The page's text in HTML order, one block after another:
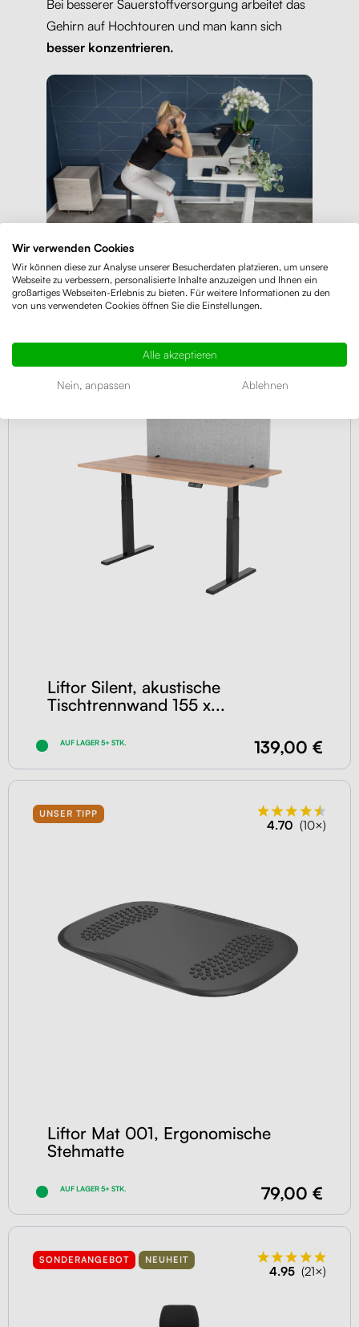
Bei besserer Sauerstoffversorgung arbeitet das
Gehirn auf Hochtouren und man kann sich
besser konzentrieren.
Empfohlenes Zubehör
NEUHEIT
5.00
Liftor Silent, akustische
Tischtrennwand 155 x...
AUF LAGER 5+ STK. 139,00 €
UNSER TIPP
4.70 (10×)
Liftor Mat 001, Ergonomische
Stehmatte
AUF LAGER 5+ STK. 79,00 €
SONDERANGEBOT NEUHEIT
4.95 (21×)
Wir verwenden Cookies
Wir können diese zur Analyse unserer Besucherdaten platzieren, um unsere
Webseite zu verbessern, personalisierte Inhalte anzuzeigen und Ihnen ein
großartiges Webseiten-Erlebnis zu bieten. Für weitere Informationen zu den
von uns verwendeten Cookies öffnen Sie die Einstellungen.
Alle akzeptieren
Nein, anpassen Ablehnen